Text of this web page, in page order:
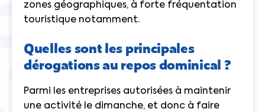
zones géographiques, à forte fréquentation
touristique notamment.
Quelles sont les principales
dérogations au repos dominical ?
Parmi les entreprises autorisées à maintenir
une activité le dimanche, et donc à faire